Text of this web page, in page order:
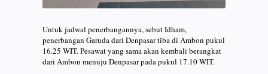
Untuk jadwal penerbangannya, sebut Idham,
penerbangan Garuda dari Denpasar tiba di Ambon pukul
16.25 WIT. Pesawat yang sama akan kembali berangkat
dari Ambon menuju Denpasar pada pukul 17.10 WIT.